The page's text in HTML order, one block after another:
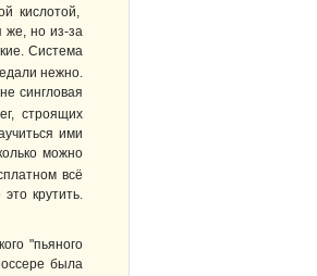
кислотой,
же, но из-за
Система
нежно.
сингловая
строящих
ими
можно
всё
крутить.
"пьяного
была